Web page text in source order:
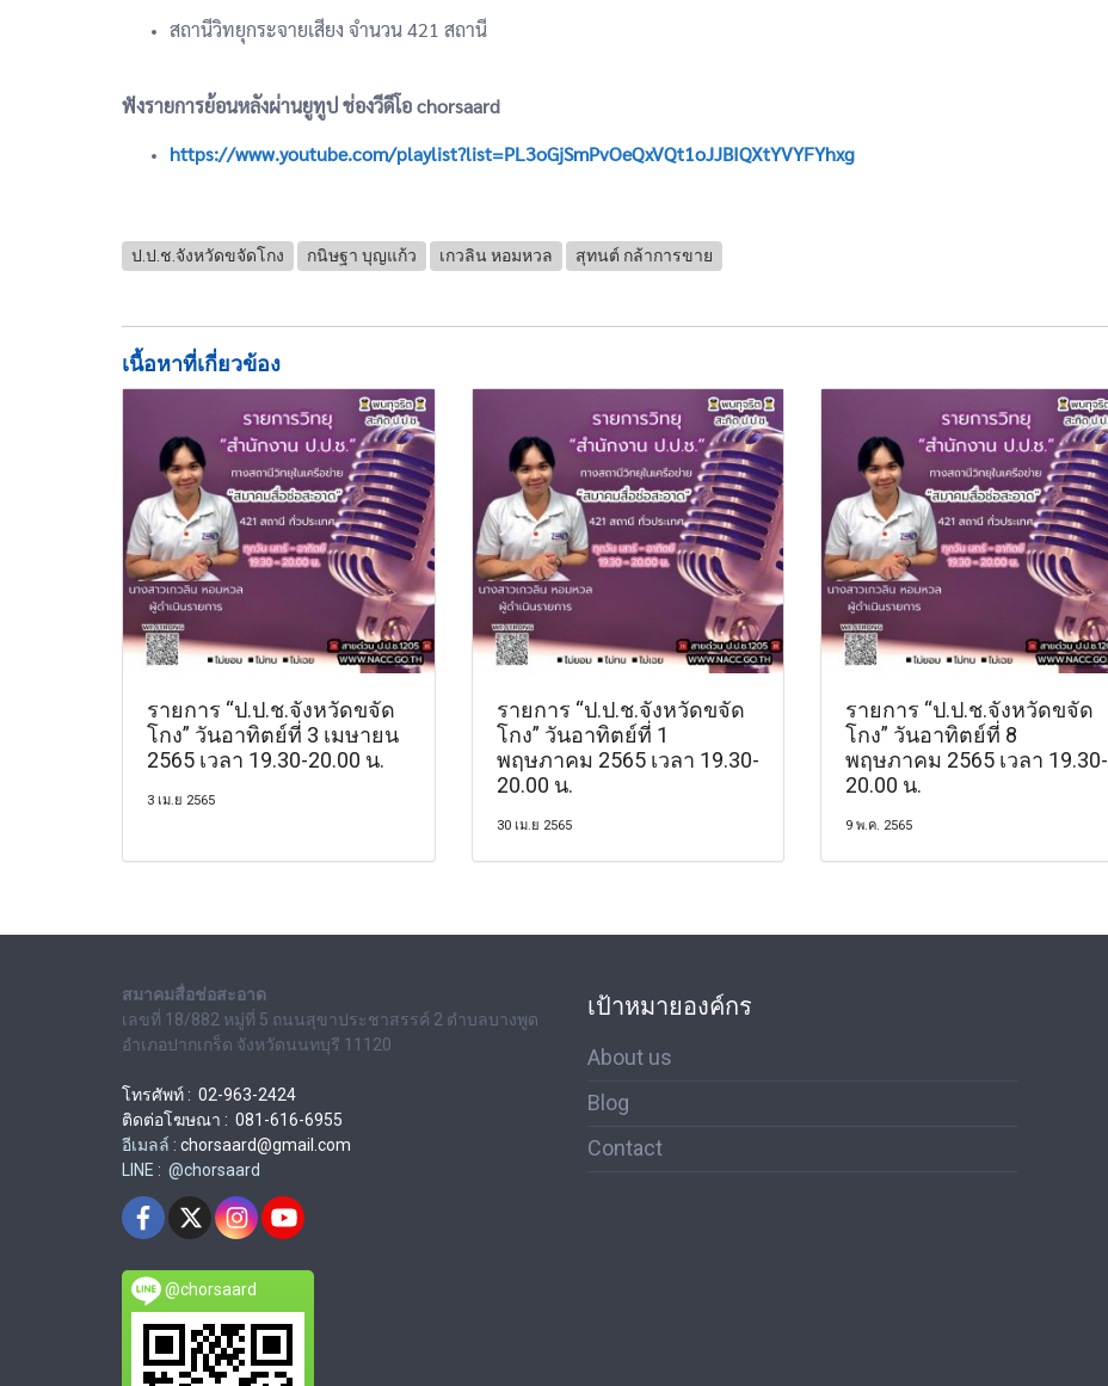
สถานีวิทยุกระจายเสียง จำนวน 421 สถานี
ฟังรายการย้อนหลังผ่านยูทูป ช่องวีดีโอ chorsaard
https://www.youtube.com/playlist?list=PL3oGjSmPvOeQxVQt1oJJBIQXtYVYFYhxg
ป.ป.ช.จังหวัดขจัดโกง กนิษฐา บุญแก้ว เกวลิน หอมหวล สุทนต์ กล้าการขาย
เนื้อหาที่เกี่ยวข้อง
รายการ “ป.ป.ช.จังหวัดขจัด
โกง” วันอาทิตย์ที่ 3 เมษายน
2565 เวลา 19.30-20.00 น.
3 เม.ย 2565
รายการ “ป.ป.ช.จังหวัดขจัด
โกง” วันอาทิตย์ที่ 1
พฤษภาคม 2565 เวลา 19.30-
20.00 น.
30 เม.ย 2565
รายการ “ป.ป.ช.จังหวัดขจัด
โกง” วันอาทิตย์ที่ 8
พฤษภาคม 2565 เวลา 19.30-
20.00 น.
9 พ.ค. 2565
สมาคมสื่อช่อสะอาด
เลขที่ 18/882 หมู่ที่ 5 ถนนสุขาประชาสรรค์ 2 ตำบลบางพูด
อำเภอปากเกร็ด จังหวัดนนทบุรี 11120
โทรศัพท์ : 02-963-2424
ติดต่อโฆษณา : 081-616-6955
อีเมลล์ : chorsaard@gmail.com
LINE : @chorsaard
@chorsaard
เป้าหมายองค์กร
About us
Blog
Contact